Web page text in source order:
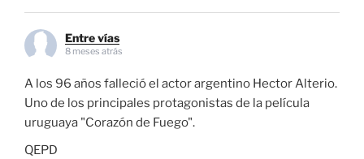
Entre vías
8 meses atrás
A los 96 años falleció el actor argentino Hector Alterio.
Uno de los principales protagonistas de la película
uruguaya "Corazón de Fuego".
QEPD